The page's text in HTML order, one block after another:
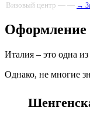
Визовый центр — — →
Оформление
Италия – это одна
Однако, не многие